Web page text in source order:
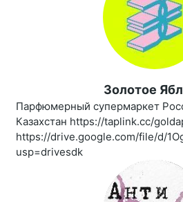
Золотое
Парфюмерный супермаркет
Казахстан https://taplink.cc/
https://drive.google.com/file/d/
usp=drivesdk